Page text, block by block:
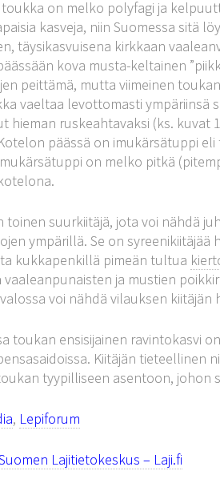
toukka on melko polyfagi ja
kasveja, niin Suomessa sitä
täysikasvuisena kirkkaan
kova musta-keltainen
peittämä, mutta viimeinen
vaeltaa levottomasti ympäriinsä
ruskeahtavaksi (ks. kuvat
päässä on imukärsätuppi
on melko pitkä
toinen suurkiitäjä, jota voi nähdä
ympärillä. Se on
kukkapenkillä pimeän tultua
ja mustien
voi nähdä vilauksen
toukan ensisijainen ravintokasvi
Kiitäjän tieteellinen
tyypilliseen asentoon, johon
, Lepiforum
Lajitietokeskus – Laji.fi